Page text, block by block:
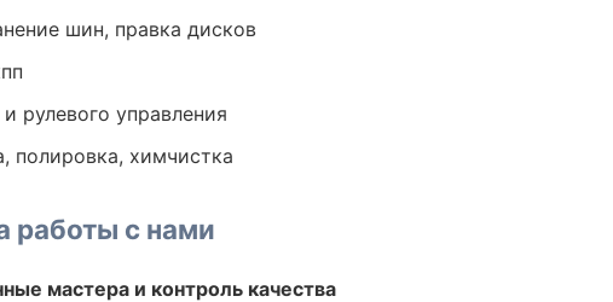
шин, правка дисков
рулевого управления
полировка, химчистка
работы с нами
мастера и контроль качества